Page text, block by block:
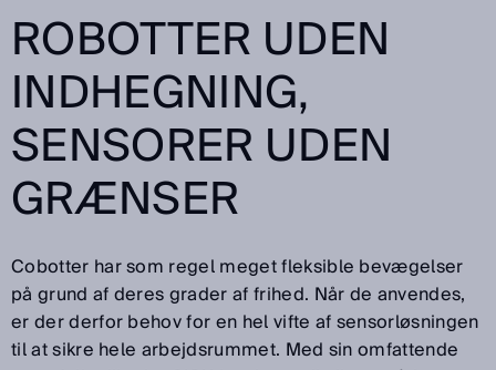
ROBOTTER UDEN
INDHEGNING,
SENSORER UDEN
GRÆNSER
Cobotter har som regel meget fleksible bevægelser
på grund af deres grader af frihed. Når de anvendes,
er der derfor behov for en hel vifte af sensorløsningen
til at sikre hele arbejdsrummet. Med sin omfattende